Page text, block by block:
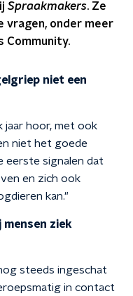
Spraakmakers. Ze
vragen, onder meer
Community.
niet een
jaar hoor, met ook
niet het goede
eerste signalen dat
en zich ook
kan."
ziek
steeds ingeschat
in contact